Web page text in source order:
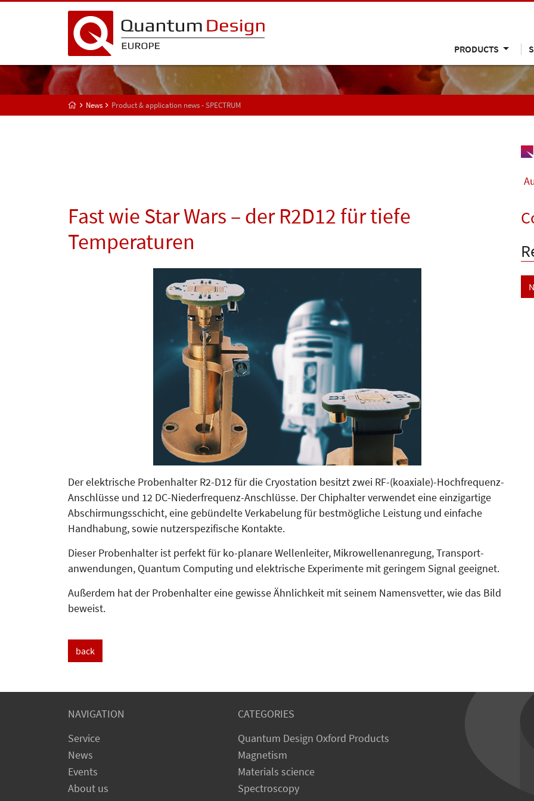
PRODUCTS
News Product & application news - SPECTRUM
Fast wie Star Wars – der R2D12 für tiefe
Temperaturen
Der elektrische Probenhalter R2-D12 für die Cryostation besitzt zwei RF-(koaxiale)-Hoch­fre­quenz-
Anschlüsse und 12 DC-Nieder­fre­quenz-Anschlüsse. Der Chip­hal­ter verwendet eine einzigartige
Ab­schir­mungsschicht, eine gebündelte Verka­belung für bestmögliche Leis­tung und einfache
Hand­habung, sowie nutzer­spezifische Kon­takte.
Dieser Probenhalter ist perfekt für ko-planare Wellenleiter, Mikro­­wel­len­anregung, Transport­
anwen­dungen, Quan­tum Computing und elek­trische Ex­peri­mente mit geringem Signal geeignet.
Außerdem hat der Probenhalter eine gewisse Ähnlichkeit mit seinem Namensvetter, wie das Bild
beweist.
back
NAVIGATION
Service
News
Events
About us
CATEGORIES
Quantum Design Oxford Products
Magnetism
Materials science
Spectroscopy